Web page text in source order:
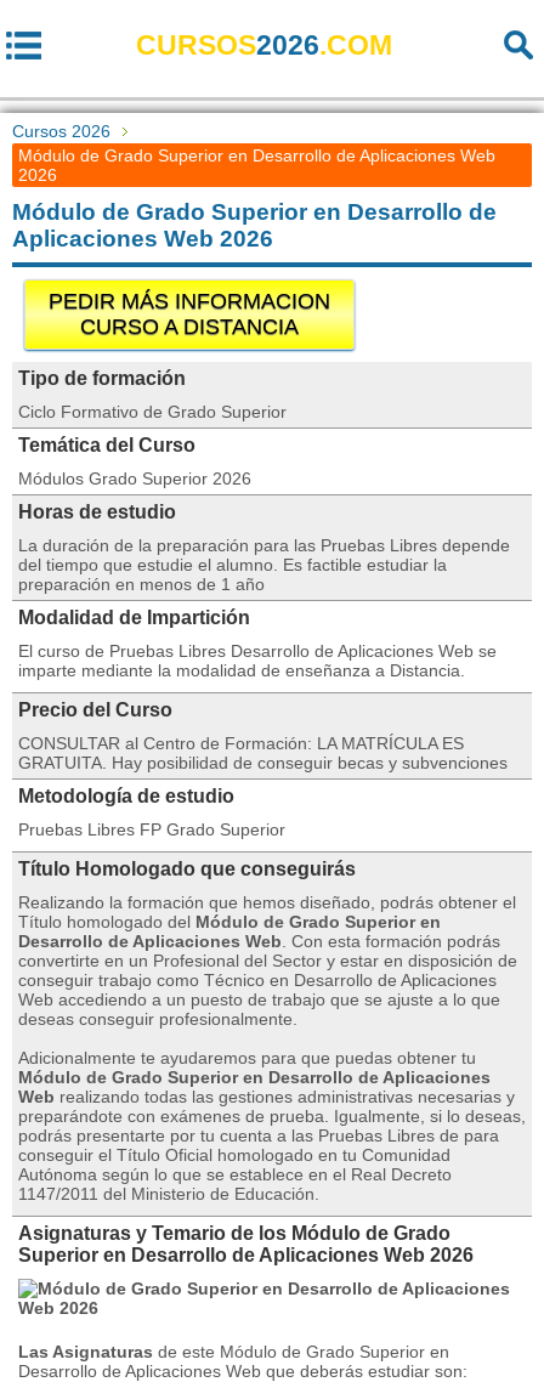
CURSOS2026.COM
Cursos 2026
Módulo de Grado Superior en Desarrollo de Aplicaciones Web
2026
Módulo de Grado Superior en Desarrollo de
Aplicaciones Web 2026
PEDIR MÁS INFORMACION
CURSO A DISTANCIA
Tipo de formación
Ciclo Formativo de Grado Superior
Temática del Curso
Módulos Grado Superior 2026
Horas de estudio
La duración de la preparación para las Pruebas Libres depende
del tiempo que estudie el alumno. Es factible estudiar la
preparación en menos de 1 año
Modalidad de Impartición
El curso de Pruebas Libres Desarrollo de Aplicaciones Web se
imparte mediante la modalidad de enseñanza a Distancia.
Precio del Curso
CONSULTAR al Centro de Formación: LA MATRÍCULA ES
GRATUITA. Hay posibilidad de conseguir becas y subvenciones
Metodología de estudio
Pruebas Libres FP Grado Superior
Título Homologado que conseguirás
Realizando la formación que hemos diseñado, podrás obtener el
Título homologado del Módulo de Grado Superior en
Desarrollo de Aplicaciones Web . Con esta formación podrás
convertirte en un Profesional del Sector y estar en disposición de
conseguir trabajo como Técnico en Desarrollo de Aplicaciones
Web accediendo a un puesto de trabajo que se ajuste a lo que
deseas conseguir profesionalmente.
Adicionalmente te ayudaremos para que puedas obtener tu
Módulo de Grado Superior en Desarrollo de Aplicaciones
Web realizando todas las gestiones administrativas necesarias y
preparándote con exámenes de prueba. Igualmente, si lo deseas,
podrás presentarte por tu cuenta a las Pruebas Libres de para
conseguir el Título Oficial homologado en tu Comunidad
Autónoma según lo que se establece en el Real Decreto
1147/2011 del Ministerio de Educación.
Asignaturas y Temario de los Módulo de Grado
Superior en Desarrollo de Aplicaciones Web 2026
Las Asignaturas de este Módulo de Grado Superior en
Desarrollo de Aplicaciones Web que deberás estudiar son: